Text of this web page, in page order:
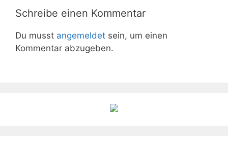
Schreibe einen Kommentar
Du musst angemeldet sein, um einen
Kommentar abzugeben.